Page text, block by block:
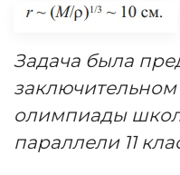
Задача была
олимпиады
параллели 11